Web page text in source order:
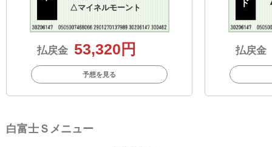
△マイネルモーント
払戻金 53,320円
予想を見る
ド
払戻金
白富士Ｓメニュー